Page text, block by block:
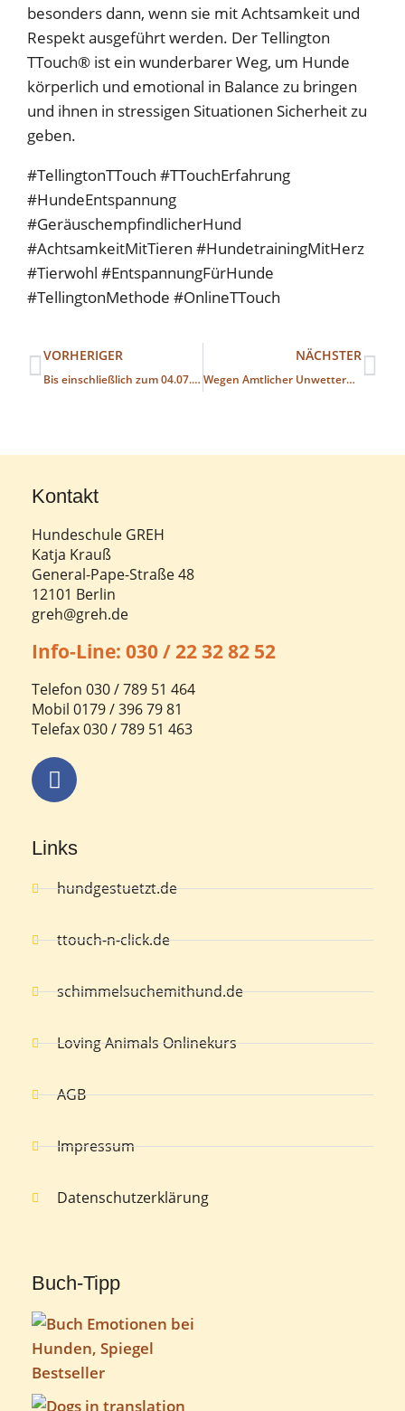
besonders dann, wenn sie mit Achtsamkeit und
Respekt ausgeführt werden. Der Tellington
TTouch® ist ein wunderbarer Weg, um Hunde
körperlich und emotional in Balance zu bringen
und ihnen in stressigen Situationen Sicherheit zu
geben.
#TellingtonTTouch #TTouchErfahrung
#HundeEntspannung
#GeräuschempfindlicherHund
#AchtsamkeitMitTieren #HundetrainingMitHerz
#Tierwohl #EntspannungFürHunde
#TellingtonMethode #OnlineTTouch
VORHERIGER
Bis einschließlich zum 04.07. bleibt die Hundeschule betriebsbedingt geschlossen. Es können Einzelstunden gebucht werden und Sie können sich zu den Kursen ab Juli weiterhin anmelden. Bitte melden Sie sich zum Newsletter an, um informiert zu bleiben.
NÄCHSTER
Wegen Amtlicher Unwetterwarnung für ganz Berlin, bleibt die Hundeschule am Donnerstag dem 05.02. geschlossen.
Kontakt
Hundeschule GREH
Katja Krauß
General-Pape-Straße 48
12101 Berlin
greh@greh.de
Info-Line: 030 / 22 32 82 52
Telefon 030 / 789 51 464
Mobil 0179 / 396 79 81
Telefax 030 / 789 51 463
Links
hundgestuetzt.de
ttouch-n-click.de
schimmelsuchemithund.de
Loving Animals Onlinekurs
AGB
Impressum
Datenschutzerklärung
Buch-Tipp